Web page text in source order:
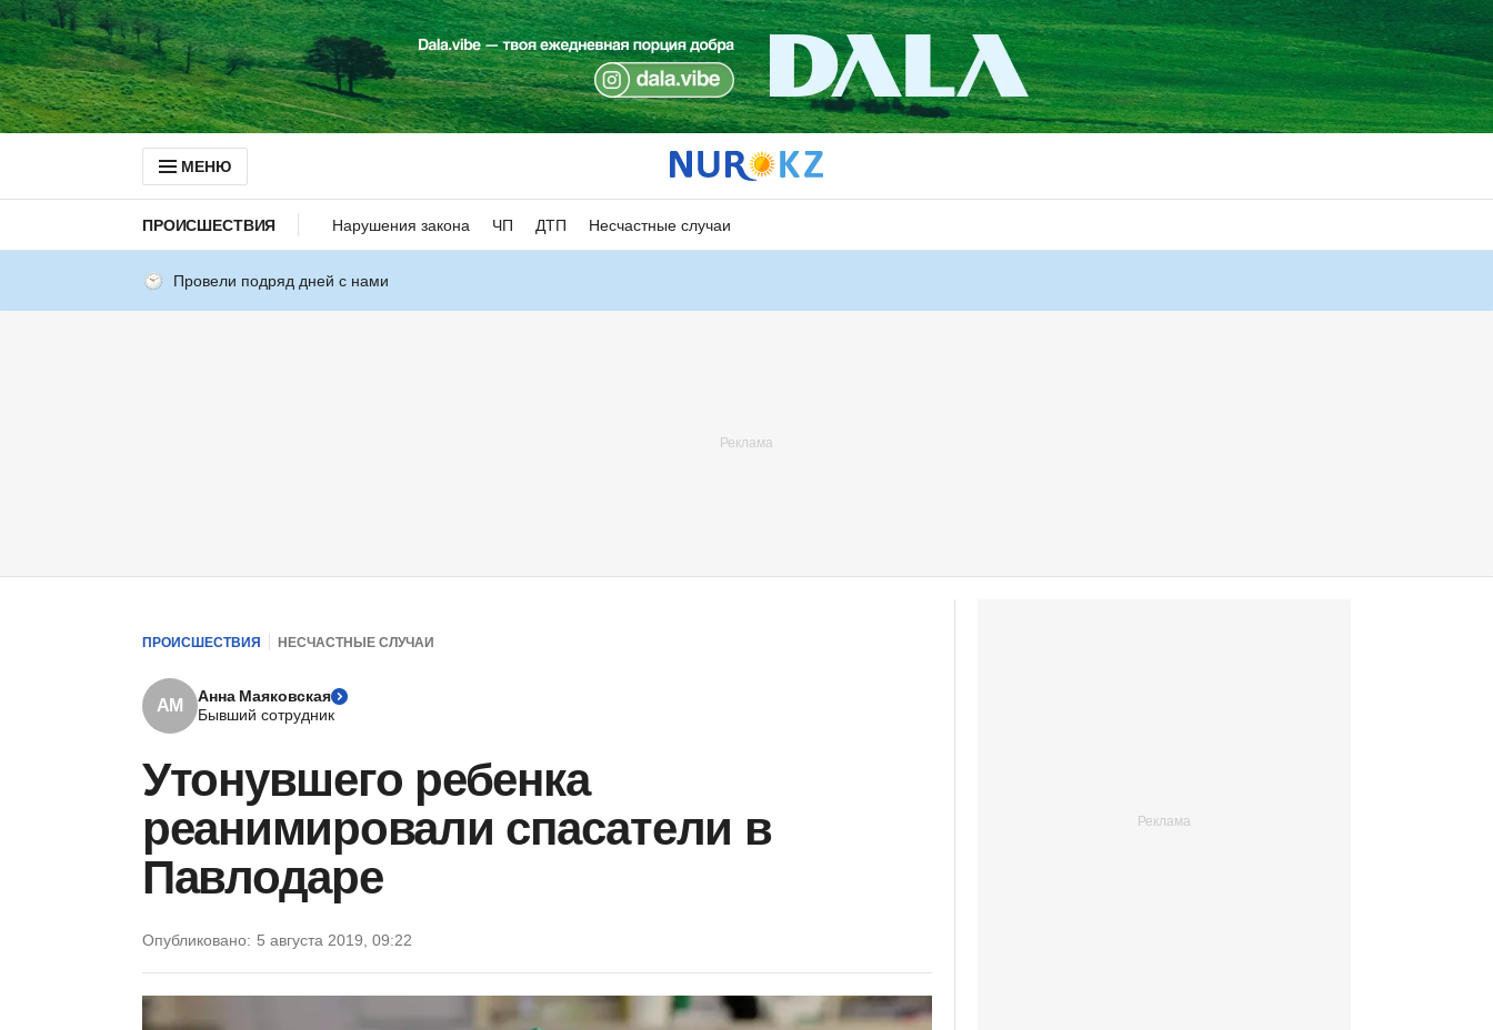
МЕНЮ
ПРОИСШЕСТВИЯ Нарушения закона ЧП ДТП Несчастные случаи
Провели подряд дней с нами
ПРОИСШЕСТВИЯ НЕСЧАСТНЫЕ СЛУЧАИ
АМ
Анна Маяковская
Бывший сотрудник
Утонувшего ребенка
реанимировали спасатели в
Павлодаре
Опубликовано: 5 августа 2019, 09:22